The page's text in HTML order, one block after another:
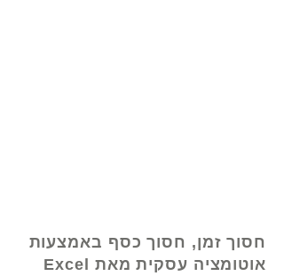
חסוך זמן, חסוך כסף באמצעות
אוטומציה עסקית מאת Excel